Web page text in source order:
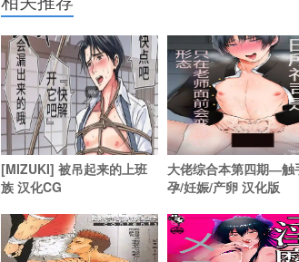
[MIZUKI] 被吊起来的上班
族 汉化CG
大佬综合本第四期―触
孕/妊娠/产卵 汉化版